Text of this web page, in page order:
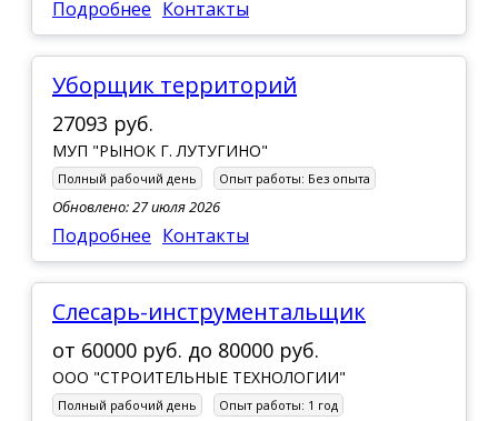
Подробнее Контакты
Уборщик территорий
27093 руб.
МУП "РЫНОК Г. ЛУТУГИНО"
Полный рабочий день Опыт работы: Без опыта
Обновлено: 27 июля 2026
Подробнее Контакты
Слесарь-инструментальщик
от 60000 руб. до 80000 руб.
ООО "СТРОИТЕЛЬНЫЕ ТЕХНОЛОГИИ"
Полный рабочий день Опыт работы: 1 год